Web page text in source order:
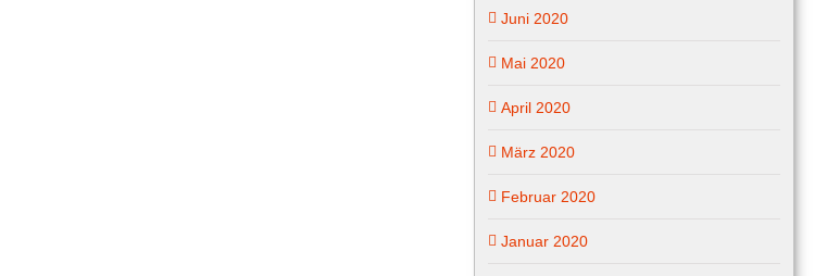
Juni 2020
Mai 2020
April 2020
März 2020
Februar 2020
Januar 2020